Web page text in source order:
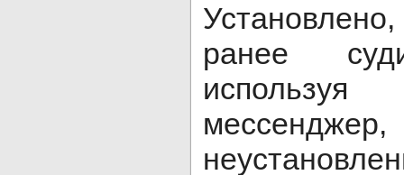
ранее